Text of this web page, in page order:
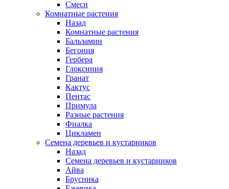
Смеси
Комнатные растения
Назад
Комнатные растения
Бальзамин
Бегония
Гербера
Глоксиния
Гранат
Кактус
Пентас
Примула
Разные растения
Фиалка
Цикламен
Семена деревьев и кустарников
Назад
Семена деревьев и кустарников
Айва
Брусника